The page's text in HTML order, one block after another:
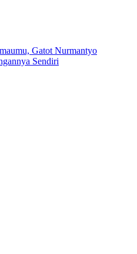
Gatot Nurmantyo
Sendiri